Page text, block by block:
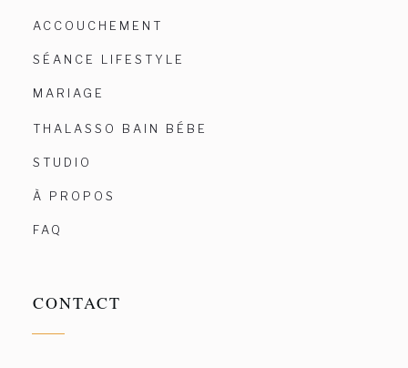
ACCOUCHEMENT
SÉANCE LIFESTYLE
MARIAGE
THALASSO BAIN BÉBE
STUDIO
À PROPOS
FAQ
CONTACT